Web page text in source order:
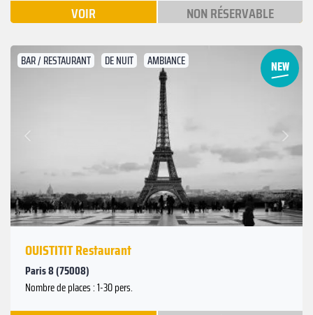
VOIR NON RÉSERVABLE
BAR / RESTAURANT DE NUIT AMBIANCE
Précédent
Suivant
OUISTITIT Restaurant
Paris 8 (75008)
Nombre de places : 1-30 pers.